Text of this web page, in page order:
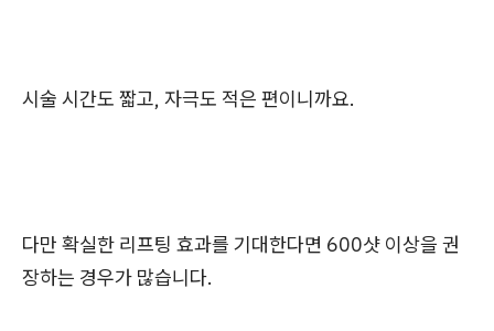
시술 시간도 짧고, 자극도 적은 편이니까요.
다만 확실한 리프팅 효과를 기대한다면 600샷 이상을 권
장하는 경우가 많습니다.